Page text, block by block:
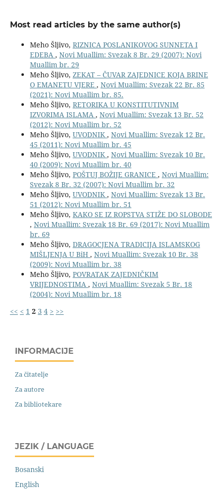
Most read articles by the same author(s)
Meho Šljivo, RIZNICA POSLANIKOVOG SUNNETA I
EDEBA , Novi Muallim: Svezak 8 Br. 29 (2007): Novi
Muallim br. 29
Meho Šljivo, ZEKAT – ČUVAR ZAJEDNICE KOJA BRINE
O EMANETU VJERE , Novi Muallim: Svezak 22 Br. 85
(2021): Novi Muallim br. 85.
Meho Šljivo, RETORIKA U KONSTITUTIVNIM
IZVORIMA ISLAMA , Novi Muallim: Svezak 13 Br. 52
(2012): Novi Muallim br. 52
Meho Šljivo, UVODNIK , Novi Muallim: Svezak 12 Br.
45 (2011): Novi Muallim br. 45
Meho Šljivo, UVODNIK , Novi Muallim: Svezak 10 Br.
40 (2009): Novi Muallim br. 40
Meho Šljivo, POŠTUJ BOŽIJE GRANICE , Novi Muallim:
Svezak 8 Br. 32 (2007): Novi Muallim br. 32
Meho Šljivo, UVODNIK , Novi Muallim: Svezak 13 Br.
51 (2012): Novi Muallim br. 51
Meho Šljivo, KAKO SE IZ ROPSTVA STIŽE DO SLOBODE
, Novi Muallim: Svezak 18 Br. 69 (2017): Novi Muallim
br. 69
Meho Šljivo, DRAGOCJENA TRADICIJA ISLAMSKOG
MIŠLJENJA U BiH , Novi Muallim: Svezak 10 Br. 38
(2009): Novi Muallim br. 38
Meho Šljivo, POVRATAK ZAJEDNIČKIM
VRIJEDNOSTIMA , Novi Muallim: Svezak 5 Br. 18
(2004): Novi Muallim br. 18
<< < 1 2 3 4 > >>
INFORMACIJE
Za čitatelje
Za autore
Za bibliotekare
JEZIK / LANGUAGE
Bosanski
English